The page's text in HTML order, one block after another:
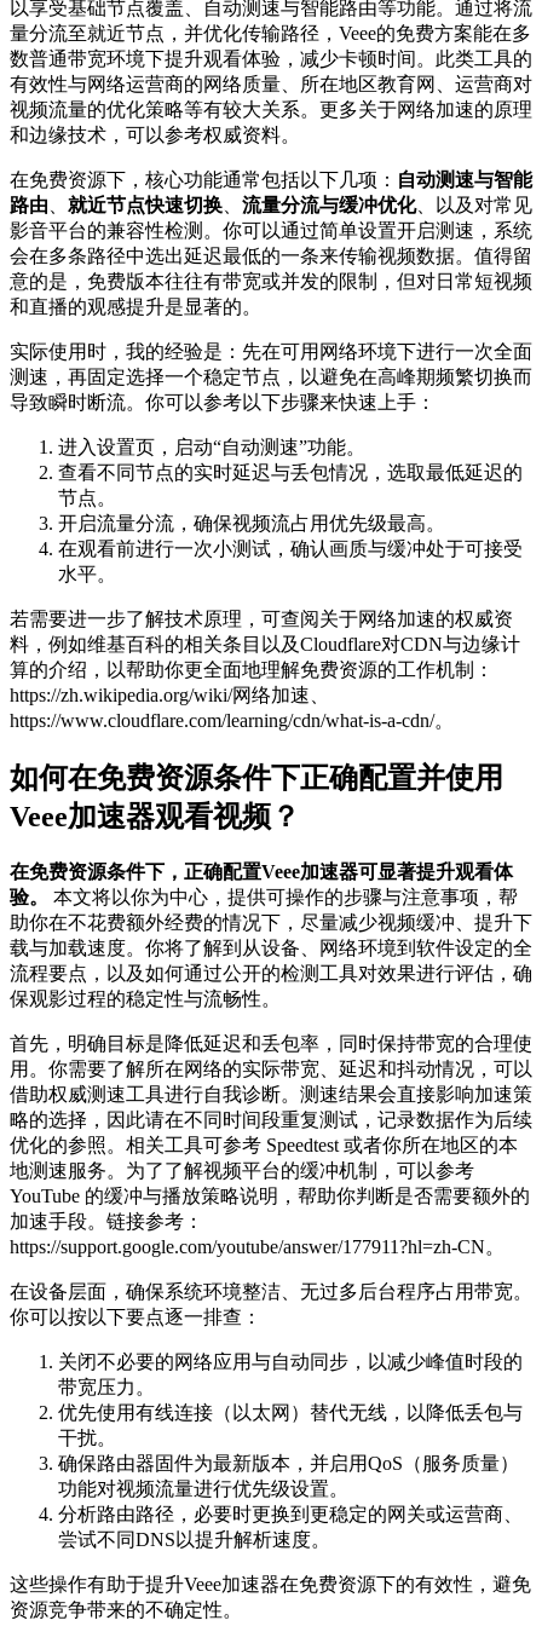
以享受基础节点覆盖、自动测速与智能路由等功能。通过将流
量分流至就近节点，并优化传输路径，Veee的免费方案能在多
数普通带宽环境下提升观看体验，减少卡顿时间。此类工具的
有效性与网络运营商的网络质量、所在地区教育网、运营商对
视频流量的优化策略等有较大关系。更多关于网络加速的原理
和边缘技术，可以参考权威资料。
在免费资源下，核心功能通常包括以下几项： 自动测速与智能
路由
就近节点快速切换 流量分流与缓冲优化、以及对常见
影音平台的兼容性检测。你可以通过简单设置开启测速，系统
会在多条路径中选出延迟最低的一条来传输视频数据。值得留
意的是，免费版本往往有带宽或并发的限制，但对日常短视频
和直播的观感提升是显著的。
实际使用时，我的经验是：先在可用网络环境下进行一次全面
测速，再固定选择一个稳定节点，以避免在高峰期频繁切换而
导致瞬时断流。你可以参考以下步骤来快速上手：
进入设置页，启动“自动测速”功能。
查看不同节点的实时延迟与丢包情况，选取最低延迟的
节点。
开启流量分流，确保视频流占用优先级最高。
在观看前进行一次小测试，确认画质与缓冲处于可接受
水平。
若需要进一步了解技术原理，可查阅关于网络加速的权威资
料，例如维基百科的相关条目以及Cloudflare对CDN与边缘计
算的介绍，以帮助你更全面地理解免费资源的工作机制：
https://zh.wikipedia.org/wiki/网络加速、
https://www.cloudflare.com/learning/cdn/what-is-a-cdn/。
如何在免费资源条件下正确配置并使用
Veee加速器观看视频？
在免费资源条件下，正确配置Veee加速器可显著提升观看体
验。
本文将以你为中心，提供可操作的步骤与注意事项，帮
助你在不花费额外经费的情况下，尽量减少视频缓冲、提升下
载与加载速度。你将了解到从设备、网络环境到软件设定的全
流程要点，以及如何通过公开的检测工具对效果进行评估，确
保观影过程的稳定性与流畅性。
首先，明确目标是降低延迟和丢包率，同时保持带宽的合理使
用。你需要了解所在网络的实际带宽、延迟和抖动情况，可以
借助权威测速工具进行自我诊断。测速结果会直接影响加速策
略的选择，因此请在不同时间段重复测试，记录数据作为后续
优化的参照。相关工具可参考 Speedtest 或者你所在地区的本
地测速服务。为了了解视频平台的缓冲机制，可以参考
YouTube 的缓冲与播放策略说明，帮助你判断是否需要额外的
加速手段。链接参考：
https://support.google.com/youtube/answer/177911?hl=zh-CN。
在设备层面，确保系统环境整洁、无过多后台程序占用带宽。
你可以按以下要点逐一排查：
关闭不必要的网络应用与自动同步，以减少峰值时段的
带宽压力。
优先使用有线连接（以太网）替代无线，以降低丢包与
干扰。
确保路由器固件为最新版本，并启用QoS（服务质量）
功能对视频流量进行优先级设置。
分析路由路径，必要时更换到更稳定的网关或运营商、
尝试不同DNS以提升解析速度。
这些操作有助于提升Veee加速器在免费资源下的有效性，避免
资源竞争带来的不确定性。